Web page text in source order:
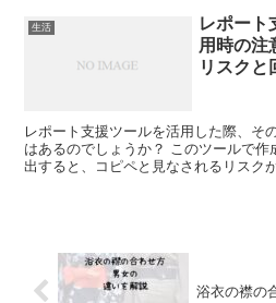
生活
レポート
用時の注
リスクと
レポート支援ツールを活用した際、そ
はあるのでしょうか？ このツールで作
出すると、コピペと見なされるリスク
浴衣の襟の